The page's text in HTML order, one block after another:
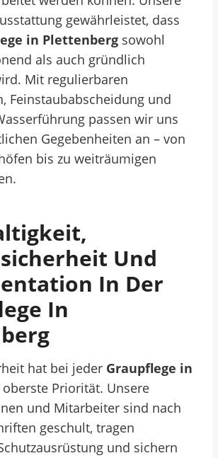
gewährleistet, dass
in Plettenberg sowohl
als auch gründlich
Mit regulierbaren
Feinstaubabscheidung und
passen wir uns
Gegebenheiten an – von
bis zu weiträumigen
Und
In Der
In
hat bei jeder Graupflege in
oberste Priorität. Unsere
und Mitarbeiter sind nach
geschult, tragen
und sichern